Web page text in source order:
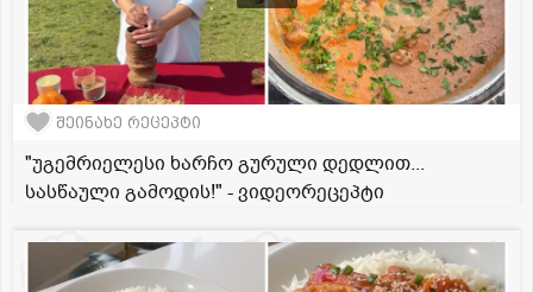
შეინახე რეცეპტი
"უგემრიელესი ხარჩო გურული დედლით...
სასწაული გამოდის!" - ვიდეორეცეპტი